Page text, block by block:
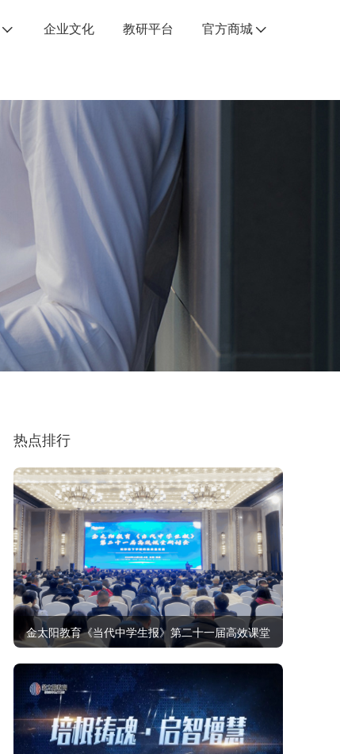
企业文化 教研平台 官方商城
热点排行
金太阳教育《当代中学生报》第二十一届高效课堂
研讨会顺利召开